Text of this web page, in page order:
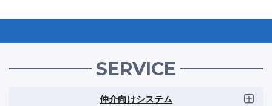
SERVICE
仲介向けシステム